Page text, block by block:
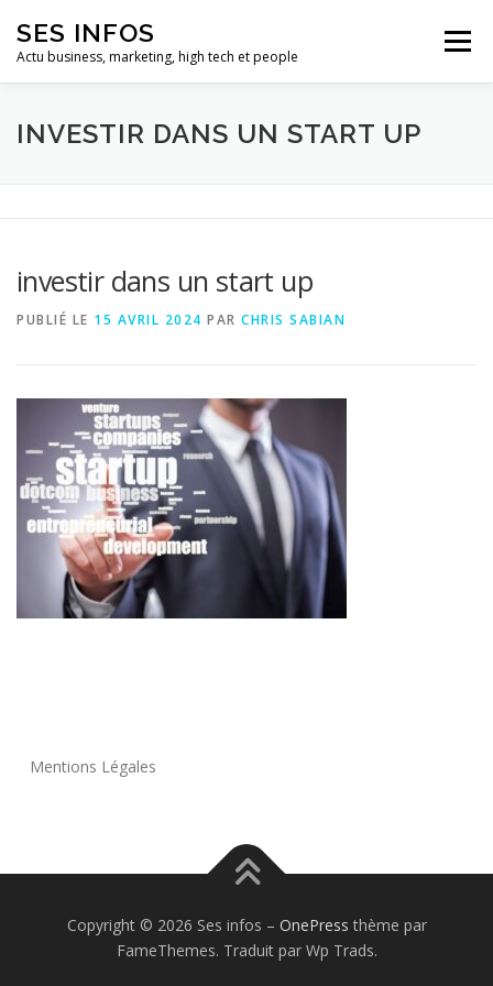
contenu
SES INFOS
Actu business, marketing, high tech et people
Menu
BUSINESS MARKETING
INVESTIR DANS UN START UP
investir dans un start up
PUBLIÉ LE 15 AVRIL 2024 PAR CHRIS SABIAN
Mentions Légales
Copyright © 2026 Ses infos – OnePress thème par
FameThemes. Traduit par Wp Trads.